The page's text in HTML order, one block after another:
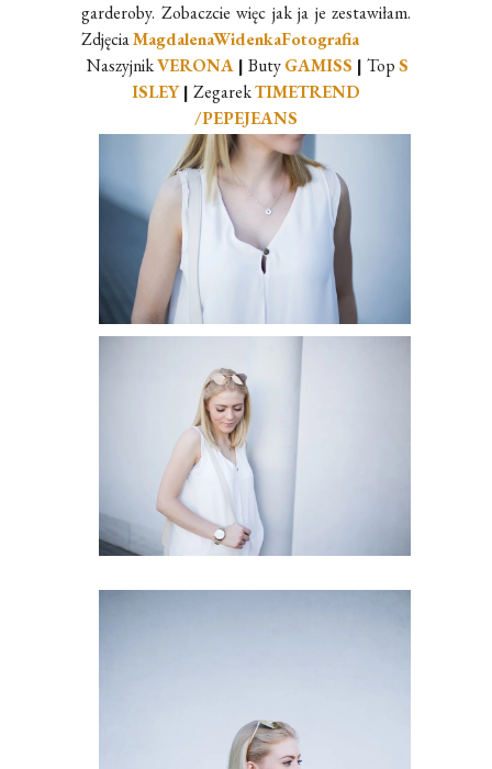
garderoby. Zobaczcie więc jak ja je zestawiłam.
ZdjęciaMagdalenaWidenkaFotografia
NaszyjnikVERONA | ButyGAMISS | TopS
ISLEY| ZegarekTIMETREND
/PEPEJEANS